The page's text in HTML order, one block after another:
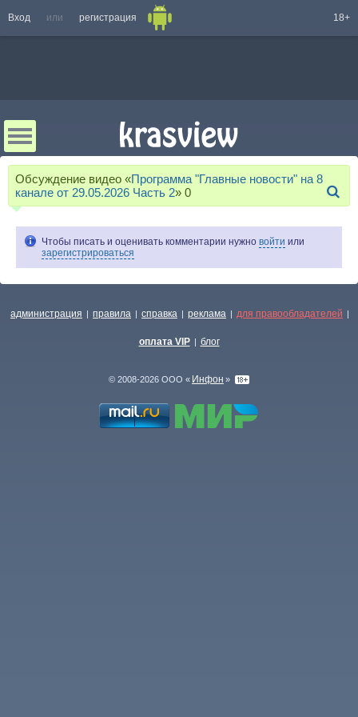
Вход или регистрация 18+
Обсуждение видео «Программа "Главные новости" на 8
канале от 29.05.2026 Часть 2» 0
Чтобы писать и оценивать комментарии нужно войти или
зарегистрироваться
администрация | правила | справка | реклама | для правообладателей |
оплата VIP | блог
© 2008-2026 ООО « Инфон »